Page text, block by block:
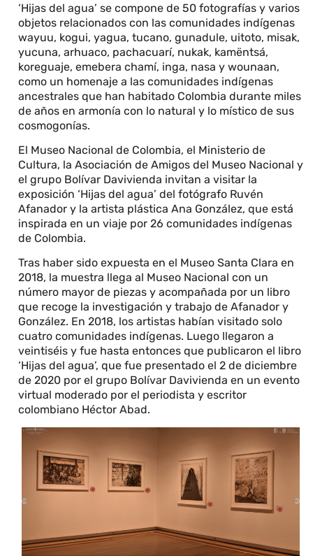
‘Hijas del agua’ se compone de 50 fotografías y varios
objetos relacionados con las comunidades indígenas
wayuu, kogui, yagua, tucano, gunadule, uitoto, misak,
yucuna, arhuaco, pachacuarí, nukak, kamëntsá,
koreguaje, emebera chamí, inga, nasa y wounaan,
como un homenaje a las comunidades indígenas
ancestrales que han habitado Colombia durante miles
de años en armonía con lo natural y lo místico de sus
cosmogonías.
El Museo Nacional de Colombia, el Ministerio de
Cultura, la Asociación de Amigos del Museo Nacional y
el grupo Bolívar Davivienda invitan a visitar la
exposición ‘Hijas del agua’ del fotógrafo Ruvén
Afanador y la artista plástica Ana González, que está
inspirada en un viaje por 26 comunidades indígenas
de Colombia.
Tras haber sido expuesta en el Museo Santa Clara en
2018, la muestra llega al Museo Nacional con un
número mayor de piezas y acompañada por un libro
que recoge la investigación y trabajo de Afanador y
González. En 2018, los artistas habían visitado solo
cuatro comunidades indígenas. Luego llegaron a
veintiséis y fue hasta entonces que publicaron el libro
‘Hijas del agua’, que fue presentado el 2 de diciembre
de 2020 por el grupo Bolívar Davivienda en un evento
virtual moderado por el periodista y escritor
colombiano Héctor Abad.